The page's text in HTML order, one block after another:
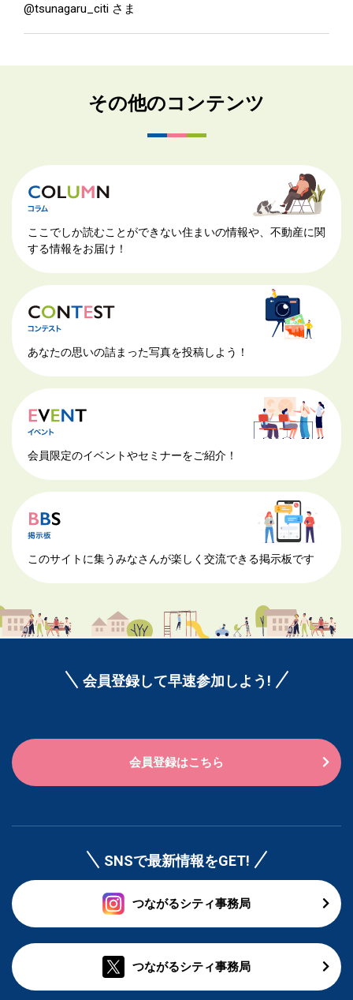
@tsunagaru_citi さま
その他のコンテンツ
ここでしか読むことができない住まいの情報や、不動産に関
する情報をお届け！
あなたの思いの詰まった写真を投稿しよう！
会員限定のイベントやセミナーをご紹介！
このサイトに集うみなさんが楽しく交流できる掲示板です
会員登録して早速参加しよう!
会員登録はこちら
SNSで最新情報をGET!
つながるシティ事務局
つながるシティ事務局